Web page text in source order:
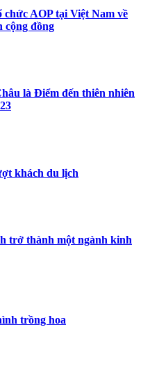
AOP tại Việt Nam về
cộng đồng
là Điểm đến thiên nhiên
khách du lịch
trở thành một ngành kinh
trồng hoa